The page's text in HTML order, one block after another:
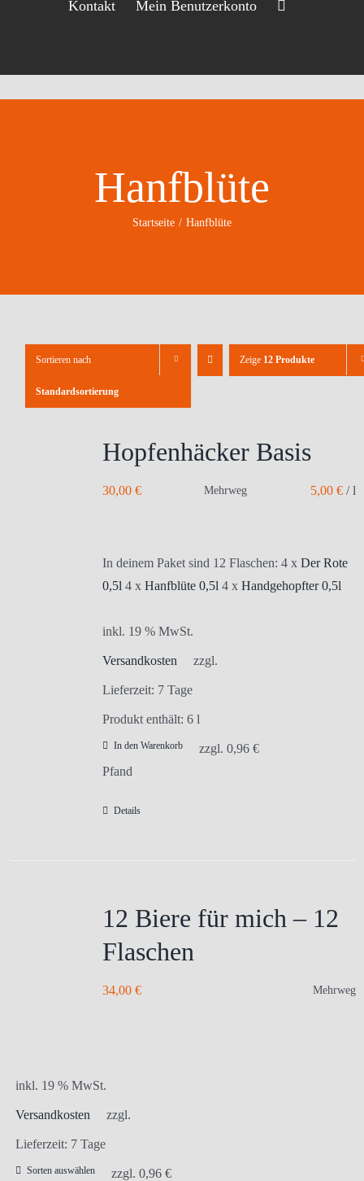
Kontakt Mein Benutzerkonto
Hanfblüte
Startseite Hanfblüte
Sortieren nach
Standardsortierung
Zeige 12 Produkte
Hopfenhäcker Basis
30,00 € Mehrweg 5,00 €/l
In deinem Paket sind 12 Flaschen: 4 x Der Rote
0,5l 4 x Hanfblüte 0,5l 4 x Handgehopfter 0,5l
inkl. 19 % MwSt.
zzgl.
Versandkosten
Lieferzeit: 7 Tage
Produkt enthält: 6 l
In den Warenkorb zzgl. 0,96 €
Pfand
Details
12 Biere für mich – 12
Flaschen
34,00 € Mehrweg
inkl. 19 % MwSt.
zzgl.
Versandkosten
Lieferzeit: 7 Tage
Sorten auswählen zzgl. 0,96 €